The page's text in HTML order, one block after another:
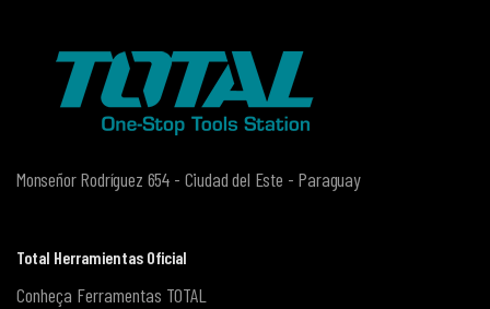
Monseñor Rodríguez 654 - Ciudad del Este - Paraguay
Total Herramientas Oficial
Conheça Ferramentas TOTAL